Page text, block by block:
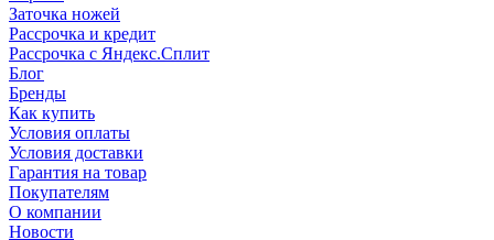
Заточка ножей
Рассрочка и кредит
Рассрочка с Яндекс.Сплит
Блог
Бренды
Как купить
Условия оплаты
Условия доставки
Гарантия на товар
Покупателям
О компании
Новости